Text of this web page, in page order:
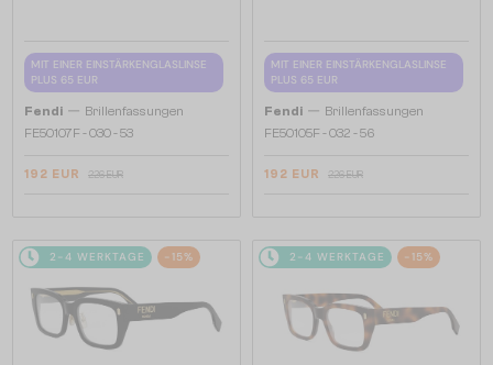
MIT EINER EINSTÄRKENGLASLINSE
PLUS 65 EUR
Fendi — Brillenfassungen
FE50107F - 030 - 53
192 EUR 226 EUR
MIT EINER EINSTÄRKENGLASLINSE
PLUS 65 EUR
Fendi — Brillenfassungen
FE50105F - 032 - 56
192 EUR 226 EUR
2-4 WERKTAGE -15% 2-4 WERKTAGE -15%